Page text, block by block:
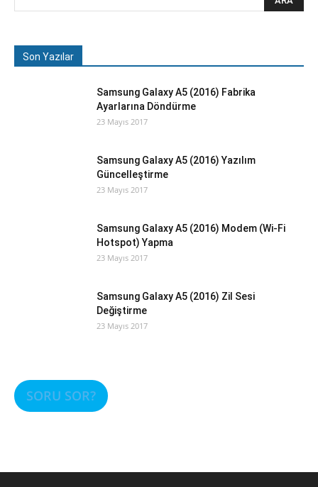
Son Yazılar
Samsung Galaxy A5 (2016) Fabrika
Ayarlarına Döndürme
23 Mayıs 2017
Samsung Galaxy A5 (2016) Yazılım
Güncelleştirme
23 Mayıs 2017
Samsung Galaxy A5 (2016) Modem (Wi-Fi
Hotspot) Yapma
23 Mayıs 2017
Samsung Galaxy A5 (2016) Zil Sesi
Değiştirme
23 Mayıs 2017
SORU SOR?